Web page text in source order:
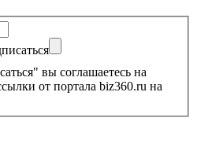
вы соглашаетесь на
от портала biz360.ru на